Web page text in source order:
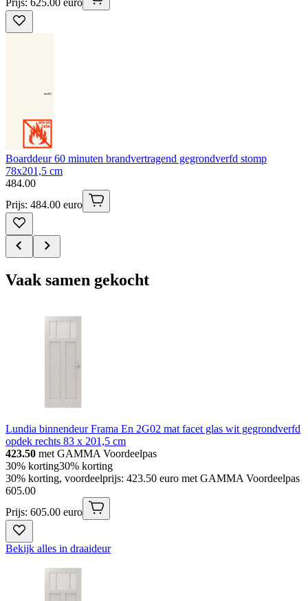
Boarddeur 60 minuten brandvertragend gegrondverfd stomp
78x201,5 cm
484.00
Prijs: 484.00 euro
Vaak samen gekocht
Lundia binnendeur Frama En 2G02 mat facet glas wit gegrondverfd
opdek rechts 83 x 201,5 cm
423.50 met GAMMA Voordeelpas
30% korting30% korting
30% korting, voordeelprijs: 423.50 euro met GAMMA Voordeelpas
605.00
Prijs: 605.00 euro
Bekijk alles in draaideur